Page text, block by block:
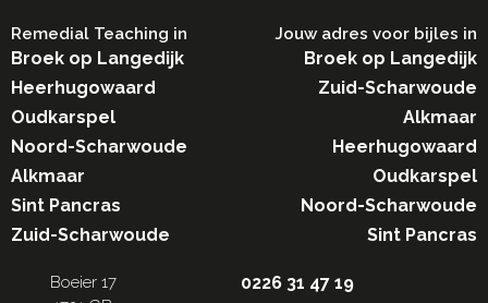
Boeier 17
0226 31 47 19
Remedial Teaching in​
Broek op Langedijk
Heerhugowaard
Oudkarspel
Noord-Scharwoude
Alkmaar
Sint Pancras
Zuid-Scharwoude
Jouw adres voor bijles in
Broek op Langedijk
Zuid-Scharwoude
Alkmaar
Heerhugowaard
Oudkarspel
Noord-Scharwoude
Sint Pancras